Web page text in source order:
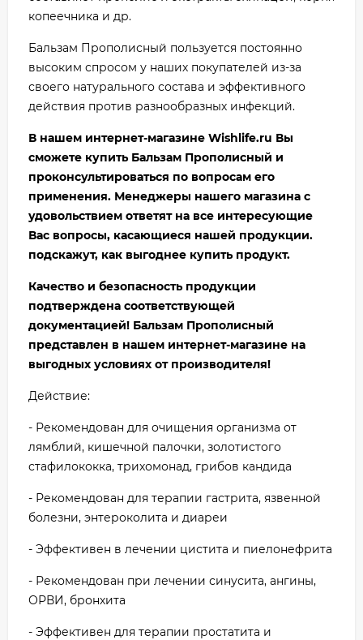
копеечника и др.
Бальзам Прополисный пользуется постоянно
высоким спросом у наших покупателей из-за
своего натурального состава и эффективного
действия против разнообразных инфекций.
В нашем интернет-магазине Wishlife.ru Вы
сможете купить Бальзам Прополисный и
проконсультироваться по вопросам его
применения. Менеджеры нашего магазина с
удовольствием ответят на все интересующие
Вас вопросы, касающиеся нашей продукции.
подскажут, как выгоднее купить продукт.
Качество и безопасность продукции
подтверждена соответствующей
документацией! Бальзам Прополисный
представлен в нашем интернет-магазине на
выгодных условиях от производителя!
Действие:
- Рекомендован для очищения организма от
лямблий, кишечной палочки, золотистого
стафилококка, трихомонад, грибов кандида
- Рекомендован для терапии гастрита, язвенной
болезни, энтероколита и диареи
- Эффективен в лечении цистита и пиелонефрита
- Рекомендован при лечении синусита, ангины,
ОРВИ, бронхита
- Эффективен для терапии простатита и